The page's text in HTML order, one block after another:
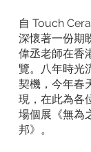
自 Touch
深懷著一份期
偉丞老師在香
覽。八年時光
契機，今年春
現，在此為各
場個展《無為
邦》。